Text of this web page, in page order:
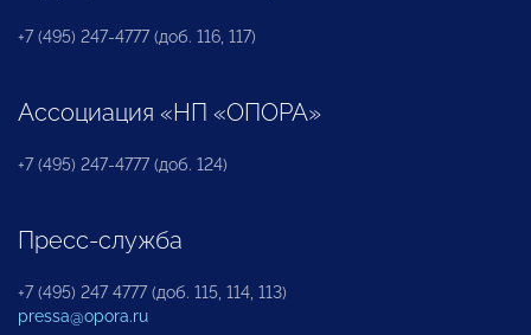
+7 (495) 247-4777 (доб. 116, 117)
Ассоциация «НП «ОПОРА»
+7 (495) 247-4777 (доб. 124)
Пресс-служба
+7 (495) 247 4777 (доб. 115, 114, 113)
pressa@opora.ru